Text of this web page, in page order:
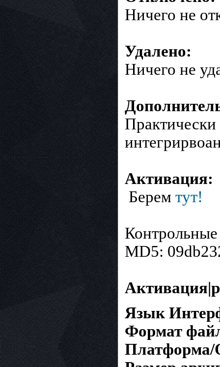
Ничего не
Удалено:
Ничего не
Активация:
Берем тут!
MD5:
Язык
Формат